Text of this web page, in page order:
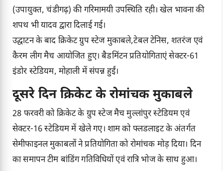
(उपायुक्त, चंडीगढ़) की गरिमामयी उपस्थिति रही। खेल भावना की
शपथ भी यादव द्वारा दिलाई गई।
उद्घाटन के बाद क्रिकेट ग्रुप स्टेज मुकाबले,टेबल टेनिस, शतरंज एवं
कैरम लीग मैच आयोजित हुए। बैडमिंटन प्रतियोगिताएं सेक्टर-61
इंडोर स्टेडियम, मोहाली में संपन्न हुईं।
दूसरे दिन क्रिकेट के रोमांचक मुकाबले
28 फरवरी को क्रिकेट के ग्रुप स्टेज मैच मुल्लांपुर स्टेडियम एवं
सेक्टर-16 स्टेडियम में खेले गए। शाम को फ्लडलाइट के अंतर्गत
सेमीफाइनल मुकाबलों ने प्रतियोगिता को रोमांचक मोड़ दिया। दिन
का समापन टीम बांडिंग गतिविधियों एवं रात्रि भोज के साथ हुआ।